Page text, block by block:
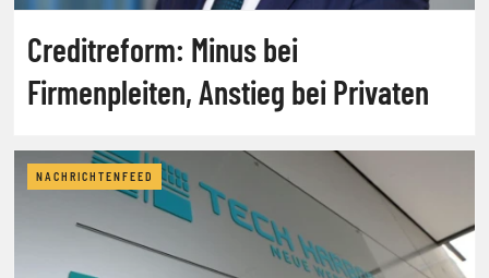
Creditreform: Minus bei
Firmenpleiten, Anstieg bei Privaten
NACHRICHTENFEED